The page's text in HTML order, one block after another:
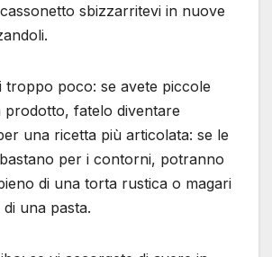
sbizzarritevi in nuove
troppo poco: se avete piccole
prodotto, fatelo diventare
una ricetta più articolata: se le
per i contorni, potranno
di una torta rustica o magari
una pasta.